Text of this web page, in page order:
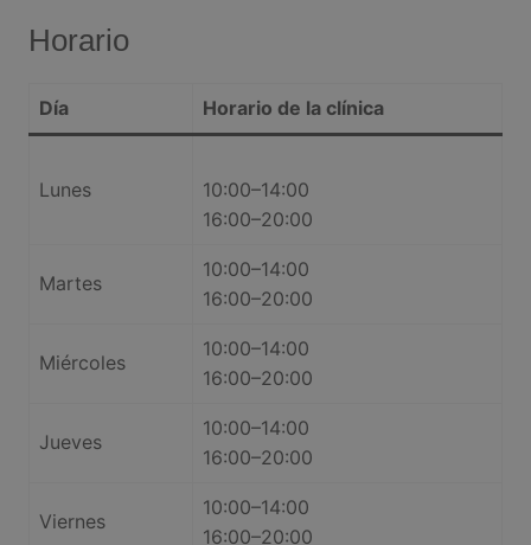
Horario
Día Horario de la clínica
Lunes
10:00–14:00
16:00–20:00
Martes
10:00–14:00
16:00–20:00
Miércoles
10:00–14:00
16:00–20:00
Jueves
10:00–14:00
16:00–20:00
Viernes
10:00–14:00
16:00–20:00